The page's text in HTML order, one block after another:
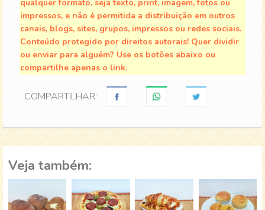
qualquer formato, seja texto, print, imagem, fotos ou
impressos, e não é permitida a distribuição em outros
canais, blogs, sites, grupos, impressos ou redes sociais.
Conteúdo protegido por direitos autorais! Quer dividir
ou enviar para alguém? Use os botões abaixo ou
compartilhe apenas o link.
COMPARTILHAR:
Veja também: